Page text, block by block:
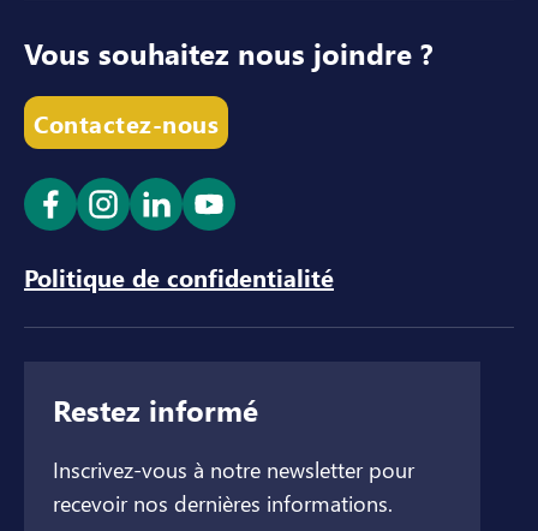
Vous souhaitez nous joindre ?
Contactez-nous
Ouvrir le lien dans un nouvel onglet
Ouvrir le lien dans un nouvel onglet
Ouvrir le lien dans un nouvel
Ouvrir le lien dans un
Politique de confidentialité
Restez informé
Inscrivez-vous à notre newsletter pour
recevoir nos dernières informations.